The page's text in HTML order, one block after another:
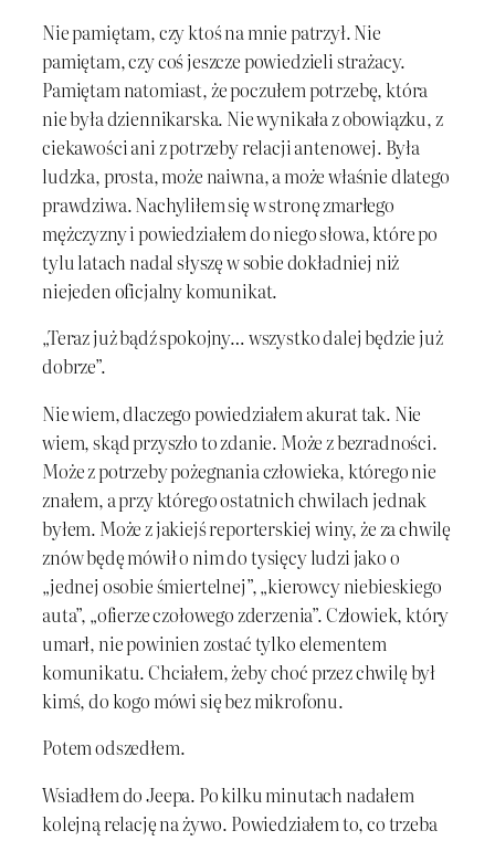
Nie pamiętam, czy ktoś na mnie patrzył. Nie
pamiętam, czy coś jeszcze powiedzieli strażacy.
Pamiętam natomiast, że poczułem potrzebę, która
nie była dziennikarska. Nie wynikała z obowiązku, z
ciekawości ani z potrzeby relacji antenowej. Była
ludzka, prosta, może naiwna, a może właśnie dlatego
prawdziwa. Nachyliłem się w stronę zmarłego
mężczyzny i powiedziałem do niego słowa, które po
tylu latach nadal słyszę w sobie dokładniej niż
niejeden oficjalny komunikat.
„Teraz już bądź spokojny… wszystko dalej będzie już
dobrze”.
Nie wiem, dlaczego powiedziałem akurat tak. Nie
wiem, skąd przyszło to zdanie. Może z bezradności.
Może z potrzeby pożegnania człowieka, którego nie
znałem, a przy którego ostatnich chwilach jednak
byłem. Może z jakiejś reporterskiej winy, że za chwilę
znów będę mówił o nim do tysięcy ludzi jako o
„jednej osobie śmiertelnej”, „kierowcy niebieskiego
auta”, „ofierze czołowego zderzenia”. Człowiek, który
umarł, nie powinien zostać tylko elementem
komunikatu. Chciałem, żeby choć przez chwilę był
kimś, do kogo mówi się bez mikrofonu.
Potem odszedłem.
Wsiadłem do Jeepa. Po kilku minutach nadałem
kolejną relację na żywo. Powiedziałem to, co trzeba